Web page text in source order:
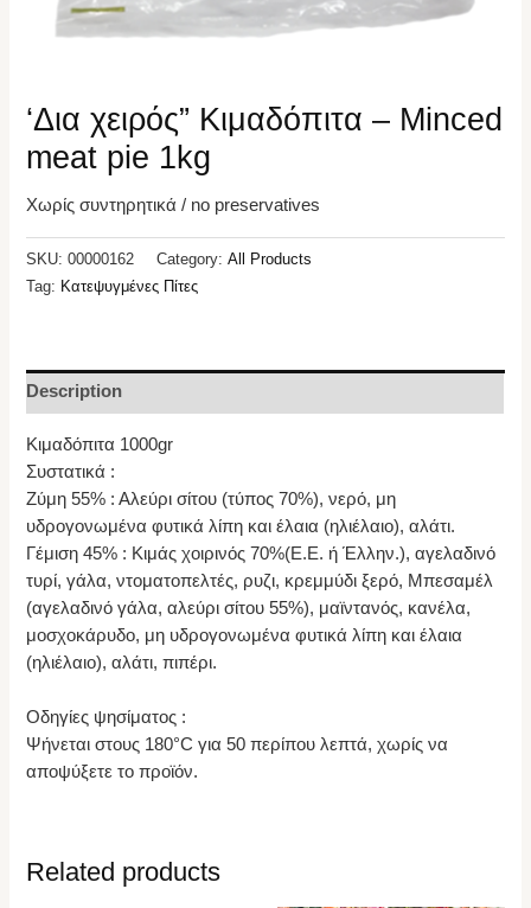
‘Δια χειρός” Κιμαδόπιτα – Minced
meat pie 1kg
Χωρίς συντηρητικά / no preservatives
SKU:00000162 Category:All Products
Tag: Κατεψυγμένες Πίτες
Description
Κιμαδόπιτα 1000gr
Συστατικά :
Ζύμη 55% : Αλεύρι σίτου (τύπος 70%), νερό, μη
υδρογονωμένα φυτικά λίπη και έλαια (ηλιέλαιο), αλάτι.
Γέμιση 45% : Κιμάς χοιρινός 70%(Ε.Ε. ή Έλλην.), αγελαδινό
τυρί, γάλα, ντοματοπελτές, ρυζι, κρεμμύδι ξερό, Μπεσαμέλ
(αγελαδινό γάλα, αλεύρι σίτου 55%), μαϊντανός, κανέλα,
μοσχοκάρυδο, μη υδρογονωμένα φυτικά λίπη και έλαια
(ηλιέλαιο), αλάτι, πιπέρι.
Οδηγίες ψησίματος :
Ψήνεται στους 180°C για 50 περίπου λεπτά, χωρίς να
αποψύξετε το προϊόν.
Related products